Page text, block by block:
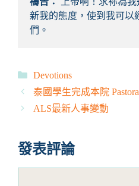
新我的態度，使到我可以
們。
分
類
Devotions
泰國學生完成本院
ALS最新人事變動
發表評論